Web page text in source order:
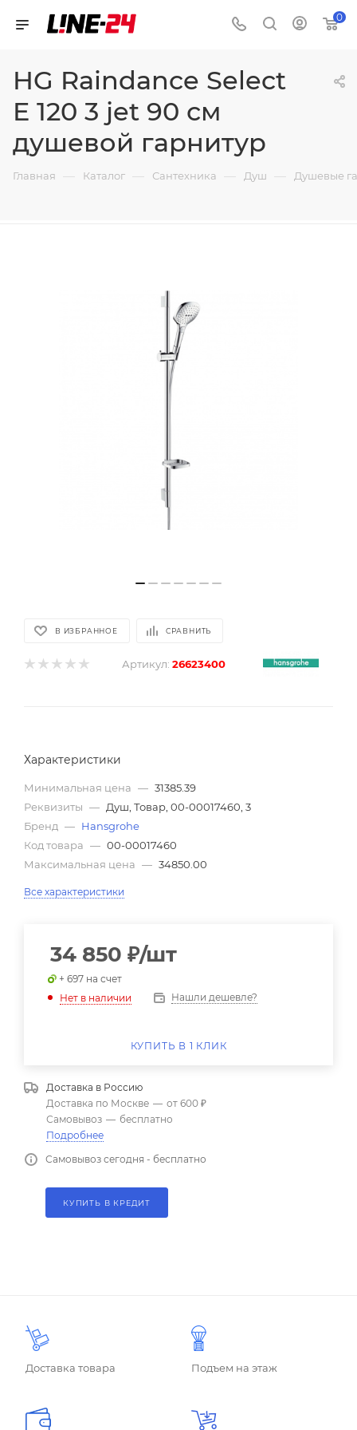
0
HG Raindance Select
E 120 3 jet 90 см
душевой гарнитур
Главная — Каталог — Сантехника — Душ — Душевые
В ИЗБРАННОЕ СРАВНИТЬ
Артикул: 26623400
Характеристики
Минимальная цена — 31385.39
Реквизиты — Душ, Товар, 00-00017460, 3
Бренд — Hansgrohe
Код товара — 00-00017460
Максимальная цена — 34850.00
Все характеристики
34 850 ₽/шт
+ 697 на счет
Нет в наличии
Нашли дешевле?
КУПИТЬ В 1 КЛИК
Доставка в Россию
Доставка по Москве — от 600 ₽
Самовывоз — бесплатно
Подробнее
Самовывоз сегодня - бесплатно
КУПИТЬ В КРЕДИТ
Доставка товара Подъем на этаж